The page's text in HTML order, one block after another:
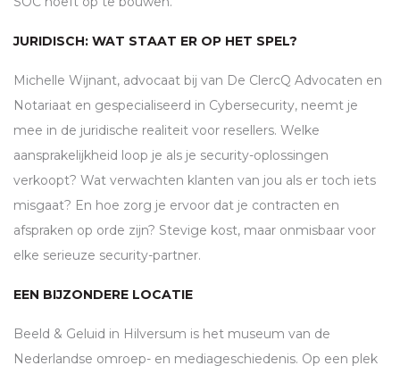
JURIDISCH: WAT STAAT ER OP HET SPEL?
Michelle Wijnant, advocaat bij van De ClercQ Advocaten en
Notariaat en gespecialiseerd in Cybersecurity, neemt je
mee in de juridische realiteit voor resellers. Welke
aansprakelijkheid loop je als je security-oplossingen
verkoopt? Wat verwachten klanten van jou als er toch iets
misgaat? En hoe zorg je ervoor dat je contracten en
afspraken op orde zijn? Stevige kost, maar onmisbaar voor
elke serieuze security-partner.
EEN BIJZONDERE LOCATIE
Beeld & Geluid in Hilversum is het museum van de
Nederlandse omroep- en mediageschiedenis. Op een plek